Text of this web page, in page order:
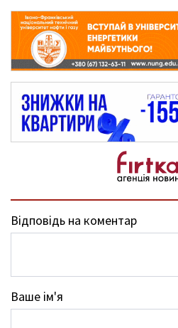
Відповідь на коментар
Ваше ім'я